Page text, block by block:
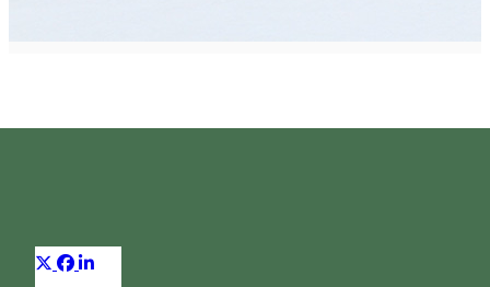
Hargita megyében
A sízés szerelmesei számos pályán hódolhatnak